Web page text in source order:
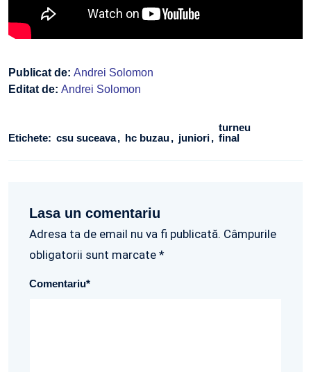
Publicat de: Andrei Solomon
Editat de: Andrei Solomon
Etichete: csu suceava hc buzau juniori
turneu
final
Lasa un comentariu
Adresa ta de email nu va fi publicată. Câmpurile
obligatorii sunt marcate *
Comentariu*